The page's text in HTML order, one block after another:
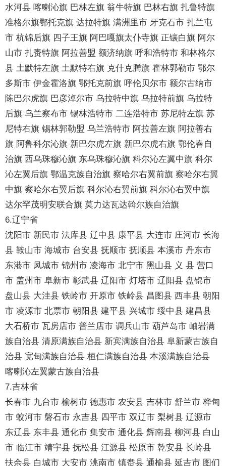
水河县 喀喇沁旗 巴林左旗 翁牛特旗 巴林右旗 扎鲁特旗
准格尔旗鄂托克旗 达拉特旗 满洲里市 牙克石市 扎兰屯
市 杭锦后旗 四子王旗 阿巴嘎旗太仆寺旗 正镶白旗 阿尔
山市 扎赉特旗 阿拉善盟 额济纳旗 呼和浩特市 和林格尔
县 土默特左旗 土默特右旗 克什克腾旗 霍林郭勒市 鄂尔
多斯市 伊金霍洛旗 鄂托克前旗 呼伦贝尔市 额尔古纳市
陈巴尔虎旗 巴彦淖尔市 乌拉特中旗 乌拉特前旗 乌拉特
后旗 乌兰察布市 锡林浩特市 二连浩特市 苏尼特左旗 苏
尼特右旗 锡林郭勒盟 乌兰浩特市 阿拉善左旗 阿拉善右
旗 阿鲁科尔沁旗 新巴尔虎左旗 新巴尔虎右旗 鄂伦春自
治旗 西乌珠穆沁旗 东乌珠穆沁旗 科尔沁左翼中旗 科尔
沁左翼后旗 鄂温克族自治旗 察哈尔右翼前旗 察哈尔右翼
中旗 察哈尔右翼后旗 科尔沁右翼前旗 科尔沁右翼中旗
达尔罕茂明安联合旗 莫力达瓦达斡尔族自治旗
6.辽宁省
沈阳市 新民市 法库县 辽中县 康平县 大连市 庄河市 长海
县 鞍山市 海城市 台安县 抚顺市 抚顺县 本溪市 丹东市
东港市 凤城市 锦州市 凌海市 北宁市 黑山县 义 县 营口
市 盖州市 阜新市 彰武县 辽阳市 灯塔市 辽阳县 盘锦市
盘山县 大洼县 铁岭市 开原市 铁岭县 昌图县 西丰县 朝阳
市 凌源市 北票市 朝阳县 建平县 兴城市 绥中县 建昌县
大石桥市 瓦房店市 普兰店市 调兵山市 葫芦岛市 岫岩满
族自治县 清原满族自治县 新宾满族自治县 阜新蒙古族自
治县 宽甸满族自治县 桓仁满族自治县 本溪满族自治县
喀喇沁左翼蒙古族自治县
7.吉林省
长春市 九台市 榆树市 德惠市 农安县 吉林市 舒兰市 桦甸
市 蛟河市 磐石市 永吉县 四平市 双辽市 梨树县 辽源市
东辽县 东丰县 通化市 集安市 通化县 辉南县 柳河县 白山
市 临江市 靖宇县 抚松县 江源县 松原市 乾安县 长岭县
扶余县 白城市 大安市 洮南市 镇赉县 通榆县 延吉市 图们